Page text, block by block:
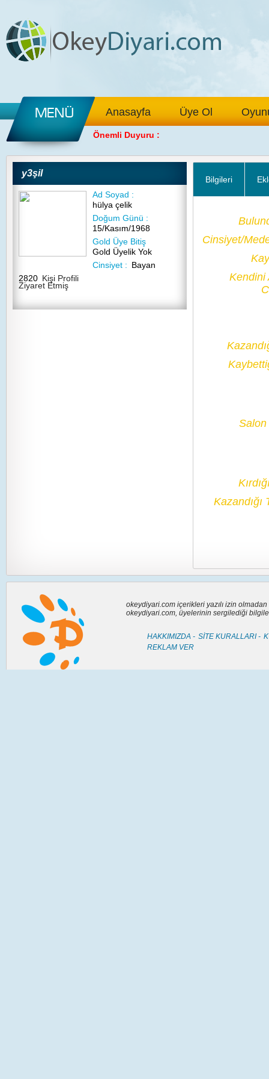
Anasayfa Üye Ol
Önemli Duyuru :
y3şil
Ad Soyad :
hülya çelik
Doğum Günü :
15/Kasım/1968
Gold Üye Bitiş
Gold Üyelik Yok
Cinsiyet : Bayan
2820 Kişi Profili
Ziyaret Etmiş
Bilgileri
Cinsiyet/
Kendini
Kazandığı
okeydiyari.com içerikleri yazılı izin
okeydiyari.com, üyelerinin sergilediği
HAKKIMIZDA - SİTE KURALLARI -
REKLAM VER